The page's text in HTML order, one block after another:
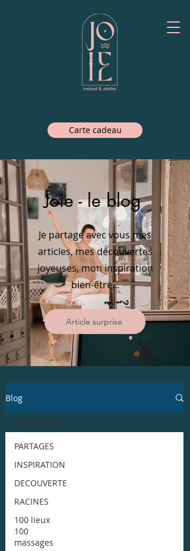
Carte cadeau
Joie - le blog
Je partage avec vous mes
articles, mes découvertes
joyeuses, mon inspiration
bien-être...
Article surprise
Blog
PARTAGES
INSPIRATION
DECOUVERTE
RACINES
100 lieux
100
massages
PARTAGES